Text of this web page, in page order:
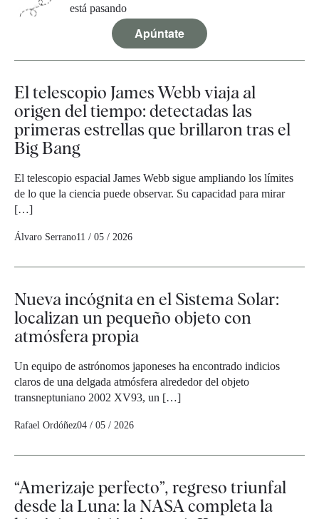
está pasando
Apúntate
El telescopio James Webb viaja al
origen del tiempo: detectadas las
primeras estrellas que brillaron tras el
Big Bang
El telescopio espacial James Webb sigue ampliando los límites
de lo que la ciencia puede observar. Su capacidad para mirar
[…]
Álvaro Serrano11 / 05 / 2026
Nueva incógnita en el Sistema Solar:
localizan un pequeño objeto con
atmósfera propia
Un equipo de astrónomos japoneses ha encontrado indicios
claros de una delgada atmósfera alrededor del objeto
transneptuniano 2002 XV93, un […]
Rafael Ordóñez04 / 05 / 2026
“Amerizaje perfecto”, regreso triunfal
desde la Luna: la NASA completa la